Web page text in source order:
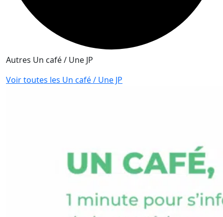
Autres Un café / Une JP
Voir toutes les Un café / Une JP